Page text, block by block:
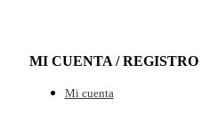
MI CUENTA / REGISTRO
Mi cuenta